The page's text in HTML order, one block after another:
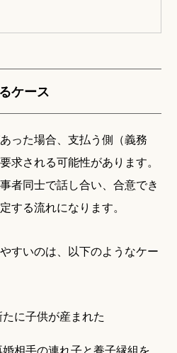
ケース
った場合、支払う側（義務
求される可能性があります。
者同士で話し合い、合意でき
する流れになります。
すいのは、以下のようなケー
に子供が産まれた
相手の連れ子と養子縁組を